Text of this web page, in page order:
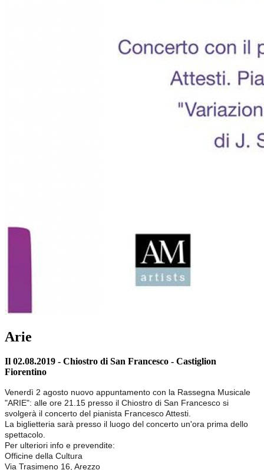
Arie
Il 02.08.2019 - Chiostro di San Francesco - Castiglion
Fiorentino
Venerdì 2 agosto nuovo appuntamento con la Rassegna Musicale
"ARIE": alle ore 21.15 presso il Chiostro di San Francesco si
svolgerà il concerto del pianista Francesco Attesti.
La biglietteria sarà presso il luogo del concerto un'ora prima dello
spettacolo.
Per ulteriori info e prevendite:
Officine della Cultura
Via Trasimeno 16, Arezzo